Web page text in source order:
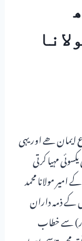
ایمان ھے اور یہی
مہیا کرتی
مولانا محمد
کے ذمہ داران
احرار) سے خطاب